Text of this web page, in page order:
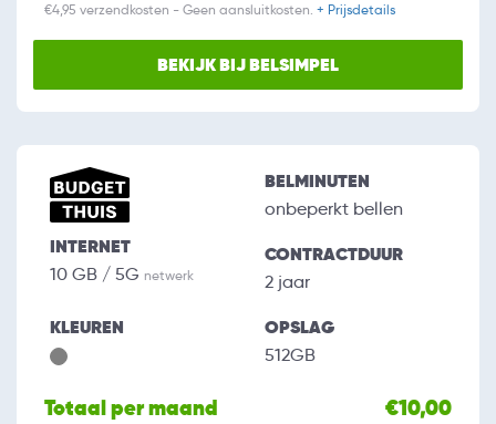
€4,95 verzendkosten - Geen aansluitkosten. + Prijsdetails
BEKIJK BIJ BELSIMPEL
INTERNET
10 GB / 5G netwerk
BELMINUTEN
onbeperkt bellen
CONTRACTDUUR
2 jaar
KLEUREN OPSLAG
512GB
Totaal per maand €10,00